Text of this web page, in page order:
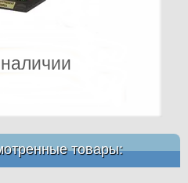
товары: